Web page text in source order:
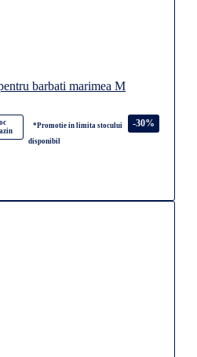
barbati marimea M
*Promotie in limita stocului
disponibil
-30%